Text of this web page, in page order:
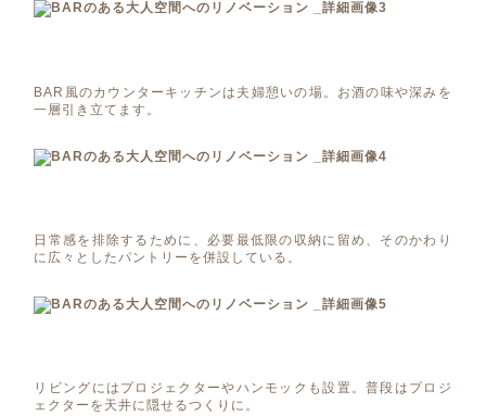
BAR風のカウンターキッチンは夫婦憩いの場。お酒の味や深みを
一層引き立てます。
日常感を排除するために、必要最低限の収納に留め、そのかわり
に広々としたパントリーを併設している。
リビングにはプロジェクターやハンモックも設置。普段はプロジ
ェクターを天井に隠せるつくりに。